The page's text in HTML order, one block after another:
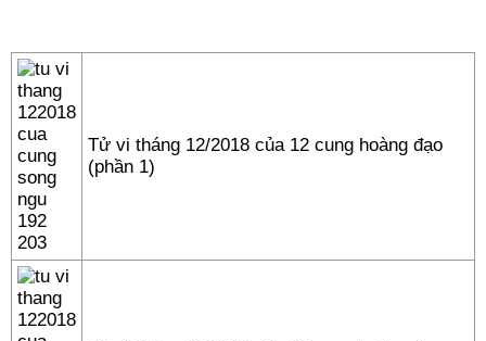
Tử vi tháng 12/2018 của 12 cung hoàng đạo
(phần 1)